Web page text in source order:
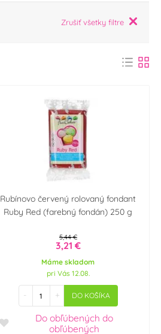
Zrušiť všetky filtre
Rubínovo červený rolovaný fondant
Ruby Red (farebný fondán) 250 g
5,44 €
3,21 €
Máme skladom
pri Vás 12.08.
- + DO KOŠÍKA
Do obľúbenýchdo
obľúbených